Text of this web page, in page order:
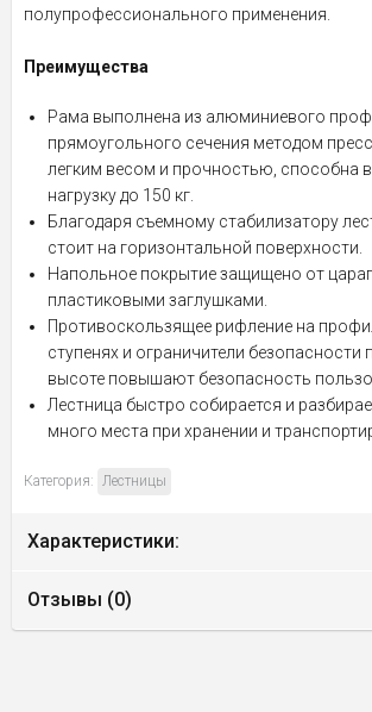
полупрофессионального применения.
Преимущества
Рама выполнена из алюминиевого
прямоугольного сечения методом
легким весом и прочностью, способна
нагрузку до 150 кг.
Благодаря съемному стабилизатору
стоит на горизонтальной поверхности.
Напольное покрытие защищено от
пластиковыми заглушками.
Противоскользящее рифление на
ступенях и ограничители
высоте повышают безопасность
Лестница быстро собирается и
много места при хранении и
Категория: Лестницы
Характеристики:
Отзывы (0)